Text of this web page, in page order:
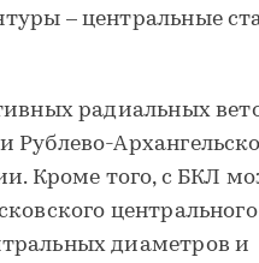
– центральные
радиальных
Кроме того, с БКЛ
диаметров и